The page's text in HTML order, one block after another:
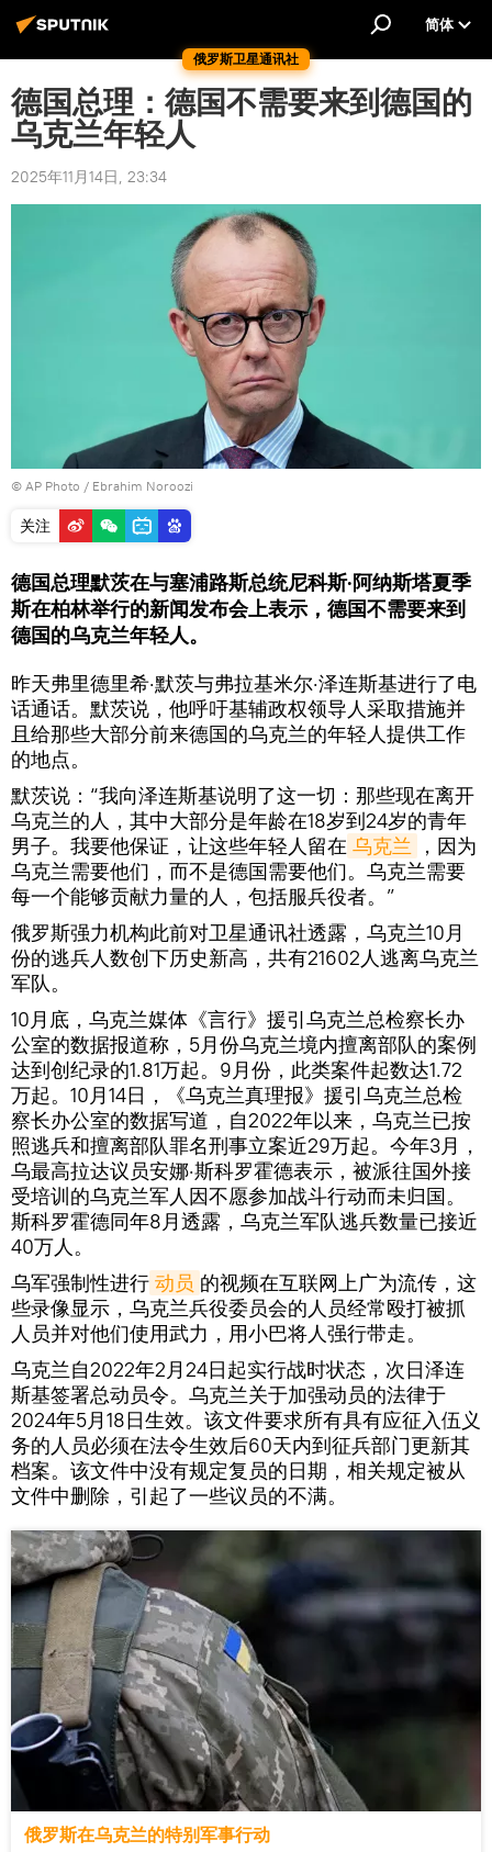
俄罗斯卫星通讯社
简体
德国总理：德国不需要来到德国的
乌克兰年轻人
2025年11月14日, 23:34
© AP Photo / Ebrahim Noroozi
关注
德国总理默茨在与塞浦路斯总统尼科斯·阿纳斯塔夏季
斯在柏林举行的新闻发布会上表示，德国不需要来到
德国的乌克兰年轻人。
昨天弗里德里希·默茨与弗拉基米尔·泽连斯基进行了电
话通话。默茨说，他呼吁基辅政权领导人采取措施并
且给那些大部分前来德国的乌克兰的年轻人提供工作
的地点。
默茨说：“我向泽连斯基说明了这一切：那些现在离开
乌克兰的人，其中大部分是年龄在18岁到24岁的青年
男子。我要他保证，让这些年轻人留在 乌克兰
，因为
乌克兰需要他们，而不是德国需要他们。乌克兰需要
每一个能够贡献力量的人，包括服兵役者。”
俄罗斯强力机构此前对卫星通讯社透露，乌克兰10月
份的逃兵人数创下历史新高，共有21602人逃离乌克兰
军队。
10月底，乌克兰媒体《言行》援引乌克兰总检察长办
公室的数据报道称，5月份乌克兰境内擅离部队的案例
达到创纪录的1.81万起。9月份，此类案件起数达1.72
万起。10月14日，《乌克兰真理报》援引乌克兰总检
察长办公室的数据写道，自2022年以来，乌克兰已按
照逃兵和擅离部队罪名刑事立案近29万起。今年3月，
乌最高拉达议员安娜·斯科罗霍德表示，被派往国外接
受培训的乌克兰军人因不愿参加战斗行动而未归国。
斯科罗霍德同年8月透露，乌克兰军队逃兵数量已接近
40万人。
乌军强制性进行 动员 的视频在互联网上广为流传，这
些录像显示，乌克兰兵役委员会的人员经常殴打被抓
人员并对他们使用武力，用小巴将人强行带走。
乌克兰自2022年2月24日起实行战时状态，次日泽连
斯基签署总动员令。乌克兰关于加强动员的法律于
2024年5月18日生效。该文件要求所有具有应征入伍义
务的人员必须在法令生效后60天内到征兵部门更新其
档案。该文件中没有规定复员的日期，相关规定被从
文件中删除，引起了一些议员的不满。
俄罗斯在乌克兰的特别军事行动